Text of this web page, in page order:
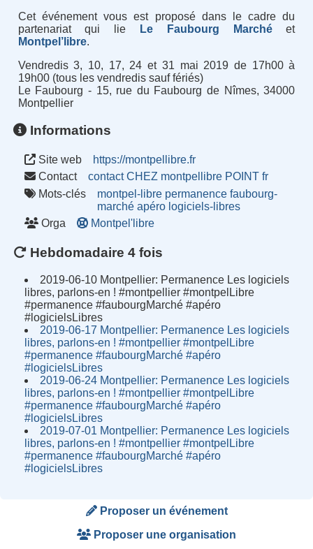
Cet événement vous est proposé dans le cadre du
partenariat qui lie
Le Faubourg Marchéet
Montpel’libre.
Vendredis 3, 10, 17, 24 et 31 mai 2019 de 17h00 à
19h00 (tous les vendredis sauf fériés)
Le Faubourg - 15, rue du Faubourg de Nîmes, 34000
Montpellier
Informations
Site web
https://montpellibre.fr
Contact
contact CHEZ montpellibre POINT fr
Mots-clés
montpel-libre permanence faubourg-
marché apéro logiciels-libres
Orga
Montpel'libre
Hebdomadaire 4 fois
2019-06-10 Montpellier: Permanence Les logiciels
libres, parlons-en ! #montpellier #montpelLibre
#permanence #faubourgMarché #apéro
#logicielsLibres
2019-06-17 Montpellier: Permanence Les logiciels
libres, parlons-en ! #montpellier #montpelLibre
#permanence #faubourgMarché #apéro
#logicielsLibres
2019-06-24 Montpellier: Permanence Les logiciels
libres, parlons-en ! #montpellier #montpelLibre
#permanence #faubourgMarché #apéro
#logicielsLibres
2019-07-01 Montpellier: Permanence Les logiciels
libres, parlons-en ! #montpellier #montpelLibre
#permanence #faubourgMarché #apéro
#logicielsLibres
Proposer un événement
Proposer une organisation